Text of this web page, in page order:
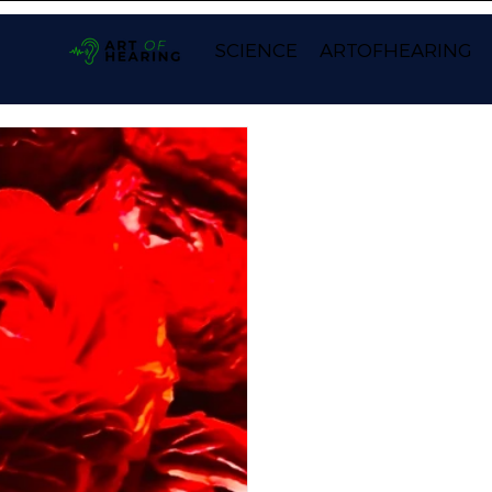
SCIENCE ARTOFHEARING